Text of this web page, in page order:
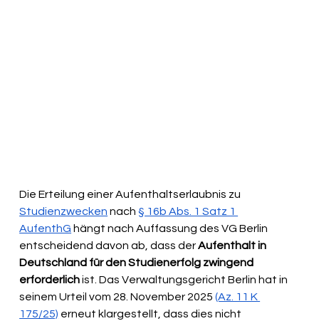
Die Erteilung einer Aufenthaltserlaubnis zu
Studienzwecken nach § 16b Abs. 1 Satz 1
AufenthG hängt nach Auffassung des VG Berlin
entscheidend davon ab, dass der Aufenthalt in
Deutschland für den Studienerfolg zwingend
erforderlich ist. Das Verwaltungsgericht Berlin hat in
seinem Urteil vom 28. November 2025 (Az. 11 K
175/25) erneut klargestellt, dass dies nicht